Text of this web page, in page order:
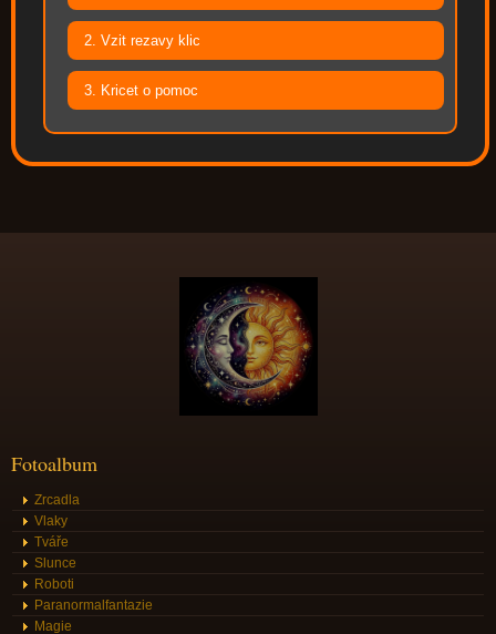
2. Vzit rezavy klic
3. Kricet o pomoc
Fotoalbum
Zrcadla
Vlaky
Tváře
Slunce
Roboti
Paranormalfantazie
Magie